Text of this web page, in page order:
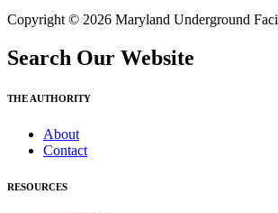
Copyright © 2026 Maryland Underground
Search Our Website
THE AUTHORITY
About
Contact
RESOURCES